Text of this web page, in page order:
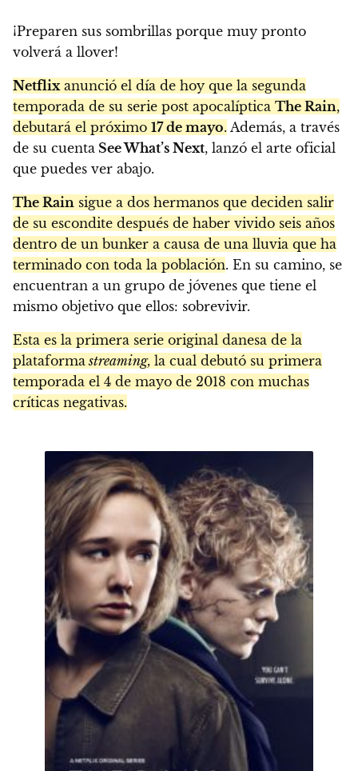
¡Preparen sus sombrillas porque muy pronto
volverá a llover!
Netflixanunció el día de hoy que la segunda
temporada de su serie post apocalíptica The Rain,
debutará el próximo 17 de mayo. Además, a través
de su cuenta See What’s Next, lanzó el arte oficial
que puedes ver abajo.
The Rain sigue a dos hermanos que deciden salir
de su escondite después de haber vivido seis años
dentro de un bunker a causa de una lluvia que ha
terminado con toda la población. En su camino, se
encuentran a un grupo de jóvenes que tiene el
mismo objetivo que ellos: sobrevivir.
Esta es la primera serie original danesa de la
plataformastreaming, la cual debutó su primera
temporada el 4 de mayo de 2018 con muchas
críticas negativas.